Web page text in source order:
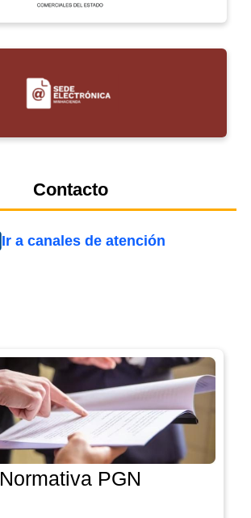
Contacto
Ir a canales de atención
Normativa PGN